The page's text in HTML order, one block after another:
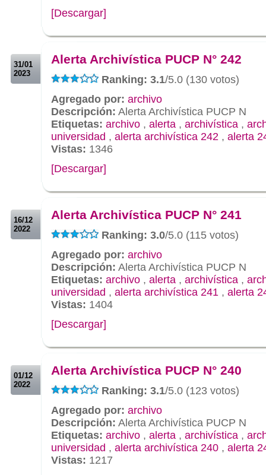
[Descargar]
31/01
2023
Alerta Archivística PUCP N° 242
Ranking: 3.1/5.0 (130 votos)
Agregado por: archivo
Descripción: Alerta Archivística PUCP N
Etiquetas: archivo , alerta , archivística ,
universidad , alerta archivística 242 , alerta
Vistas: 1346
[Descargar]
16/12
2022
Alerta Archivística PUCP N° 241
Ranking: 3.0/5.0 (115 votos)
Agregado por: archivo
Descripción: Alerta Archivística PUCP N
Etiquetas: archivo , alerta , archivística ,
universidad , alerta archivística 241 , alerta
Vistas: 1404
[Descargar]
01/12
2022
Alerta Archivística PUCP N° 240
Ranking: 3.1/5.0 (123 votos)
Agregado por: archivo
Descripción: Alerta Archivística PUCP N
Etiquetas: archivo , alerta , archivística ,
universidad , alerta archivística 240 , alerta
Vistas: 1217